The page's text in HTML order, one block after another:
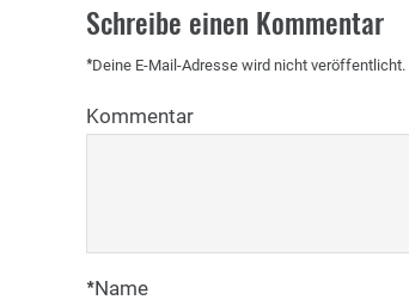
Schreibe einen Kommentar
Deine E-Mail-Adresse wird nicht veröffentlicht.
*
Kommentar
Name
*